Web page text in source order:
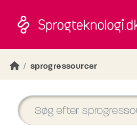
sprogressourcer